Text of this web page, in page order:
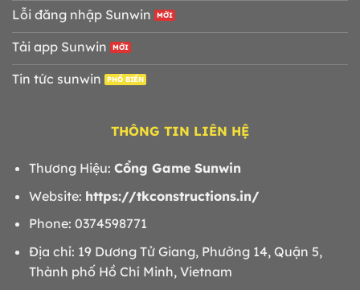
Lỗi đăng nhập Sunwin
Tải app Sunwin
Tin tức sunwin
THÔNG TIN LIÊN HỆ
Thương Hiệu: Cổng Game Sunwin
Website: https://tkconstructions.in/
Phone: 0374598771
Địa chỉ: 19 Dương Tử Giang, Phường 14, Quận 5,
Thành phố Hồ Chí Minh, Vietnam